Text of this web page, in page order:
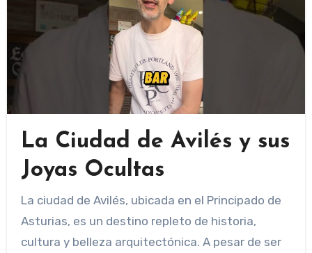
La Ciudad de Avilés y sus
Joyas Ocultas
La ciudad de Avilés, ubicada en el Principado de
Asturias, es un destino repleto de historia,
cultura y belleza arquitectónica. A pesar de ser